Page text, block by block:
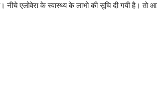
नीचे एलोवेरा के स्वास्थ्य के लाभो की सूचि दी गयी है। तो